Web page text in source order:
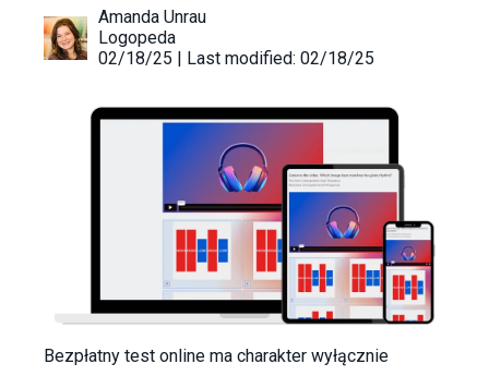
Amanda Unrau
Logopeda
02/18/25 | Last modified: 02/18/25
Bezpłatny test online ma charakter wyłącznie